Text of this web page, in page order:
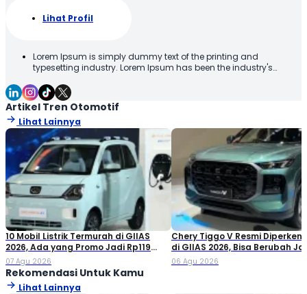
Lihat Profil
Lorem Ipsum is simply dummy text of the printing and
typesetting industry. Lorem Ipsum has been the industry's
printer took a galley of type and scrambled it to make a type
specimen book. It has survived not only five centuries, but also
the leap into electronic typesetting, remaining essentially
unchanged. It was popularised in the 1960s with the release of
Letraset sheets containing Lorem Ipsum passages, and more
recently with desktop publishing software like Aldus PageMaker
including versions of Lorem Ipsum
Artikel Tren Otomotif
Lihat Lainnya
10 Mobil Listrik Termurah di GIIAS
2026, Ada yang Promo Jadi Rp119
Jutaan!
07 Agu 2026
Chery Tiggo V Resmi
di GIIAS 2026, Bisa Berubah
Double Cabin
06 Agu 2026
Rekomendasi Untuk Kamu
Lihat Lainnya